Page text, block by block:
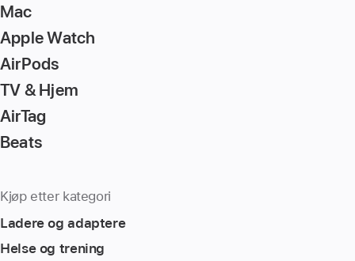
Mac
Apple Watch
AirPods
TV & Hjem
AirTag
Beats
Kjøp etter kategori
Ladere og adaptere
Helse og trening